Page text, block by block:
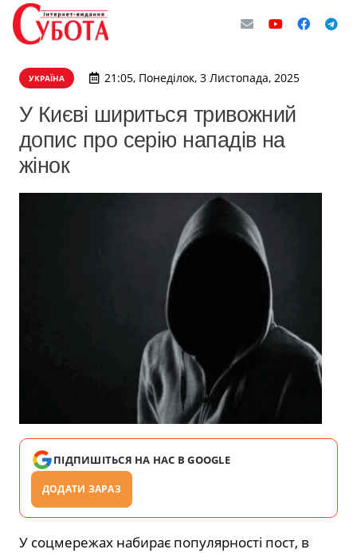
УКРАЇНА 21:05, Понеділок, 3 Листопада, 2025
У Києві шириться тривожний
допис про серію нападів на
жінок
ПІДПИШІТЬСЯ НА НАС В GOOGLE
ДОДАТИ ЗАРАЗ
У соцмережах набирає популярності пост, в